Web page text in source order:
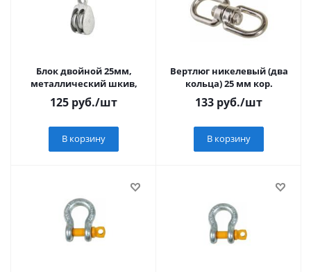
Блок двойной 25мм,
металлический шкив,
125 руб./шт
В корзину
Вертлюг никелевый (два
кольца) 25 мм кор.
133 руб./шт
В корзину